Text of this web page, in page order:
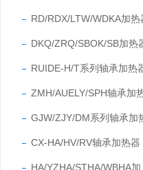
RD/RDX/LTW/WDKA加热
DKQ/ZRQ/SBOK/SB加热
RUIDE-H/T系列轴承加热
ZMH/AUELY/SPH轴承加
GJW/ZJY/DM系列轴承加
CX-HA/HV/RV轴承加热器